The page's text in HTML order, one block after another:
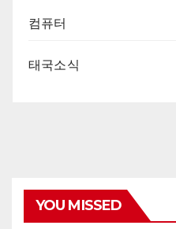
컴퓨터
태국소식
YOU MISSED